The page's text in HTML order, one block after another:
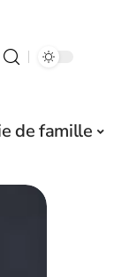
de famille